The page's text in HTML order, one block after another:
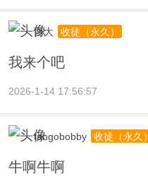
西大 收徒（永久）
我来个吧
2026-1-14 17:56:57
tangobobby 收徒（永久）
牛啊牛啊